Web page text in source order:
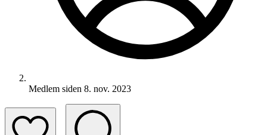
Medlem siden 8. nov. 2023